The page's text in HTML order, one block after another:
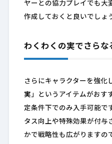
ヤーとの協力プレイでも大
作成しておくと良いでしょ
わくわくの実でさらな
さらにキャラクターを強化
実」というアイテムがおす
定条件下でのみ入手可能で
タス向上や特殊効果が付与
かで戦略性も広がりますの